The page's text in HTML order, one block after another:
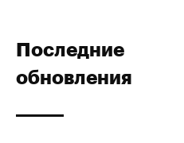
Последние
обновления